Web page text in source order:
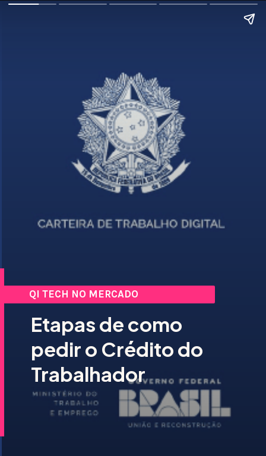
Etapas de como
pedir o Crédito do
Trabalhador
QI TECH NO MERCADO